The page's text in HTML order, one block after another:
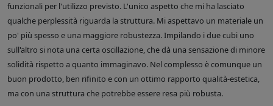
funzionali per l'utilizzo previsto. L'unico aspetto che mi ha lasciato
qualche perplessità riguarda la struttura. Mi aspettavo un materiale un
po' più spesso e una maggiore robustezza. Impilando i due cubi uno
sull'altro si nota una certa oscillazione, che dà una sensazione di minore
solidità rispetto a quanto immaginavo. Nel complesso è comunque un
buon prodotto, ben rifinito e con un ottimo rapporto qualità-estetica,
ma con una struttura che potrebbe essere resa più robusta.